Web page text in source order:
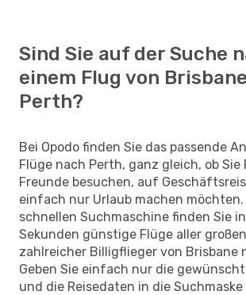
Sind Sie auf der Suche
einem Flug von
Perth?
Bei Opodo finden Sie das passende
Flüge nach Perth, ganz gleich, ob Sie
Freunde besuchen, auf
einfach nur Urlaub machen
schnellen Suchmaschine finden Sie
Sekunden günstige Flüge aller
zahlreicher Billigflieger von Brisbane
Geben Sie einfach nur die
und die Reisedaten in die